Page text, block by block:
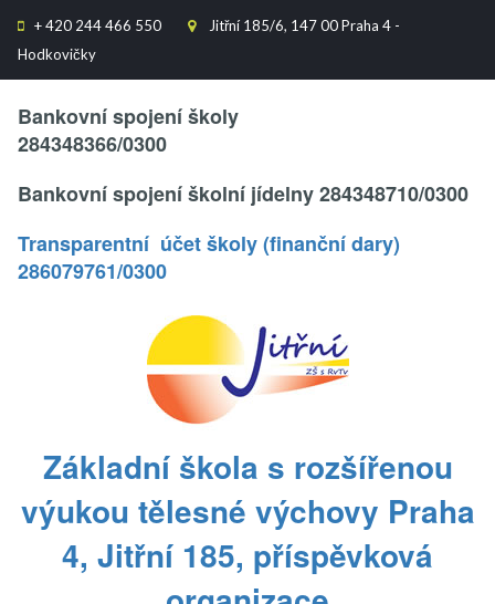
 +420 244 466 550 
Jitřní 185/6, 147 00 Praha 4 -
Hodkovičky
Bankovní spojení školy
284348366/0300
Bankovní spojení školní jídelny 284348710/0300
Transparentní účet školy (finanční dary)
286079761/0300
Základní škola s rozšířenou
výukou tělesné výchovy Praha
4, Jitřní 185, příspěvková